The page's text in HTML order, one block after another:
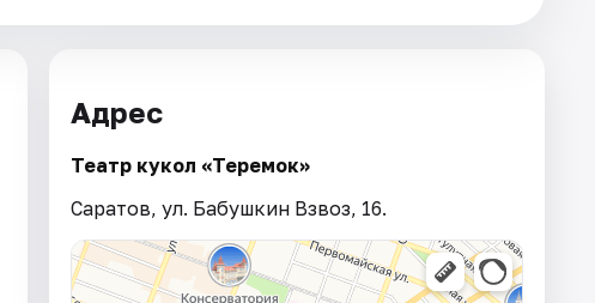
Адрес
Театр кукол «Теремок»
Саратов, ул. Бабушкин Взвоз, 16.